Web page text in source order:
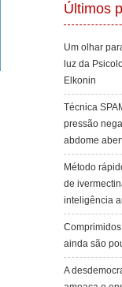
Últimos
Um olhar
luz da
Elkonin
Técnica
pressão
abdome
Método
de
inteligência
ainda são
A